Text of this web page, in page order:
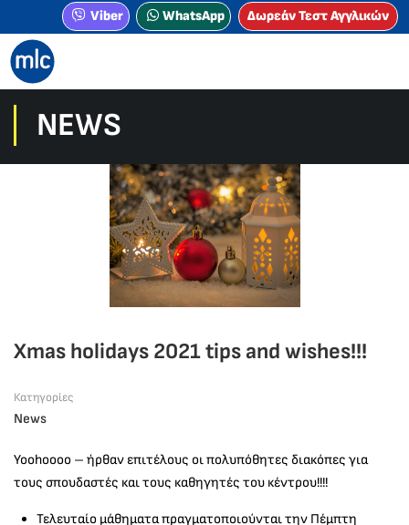
Viber WhatsApp Δωρεάν Τεστ Αγγλικών
NEWS
Xmas holidays 2021 tips and wishes!!!
Κατηγορίες
News
Yoohoooo – ήρθαν επιτέλους οι πολυπόθητες διακόπες για
τους σπουδαστές και τους καθηγητές του κέντρου!!!!
Τελευταίο μάθηματα πραγματοποιούνται την Πέμπτη